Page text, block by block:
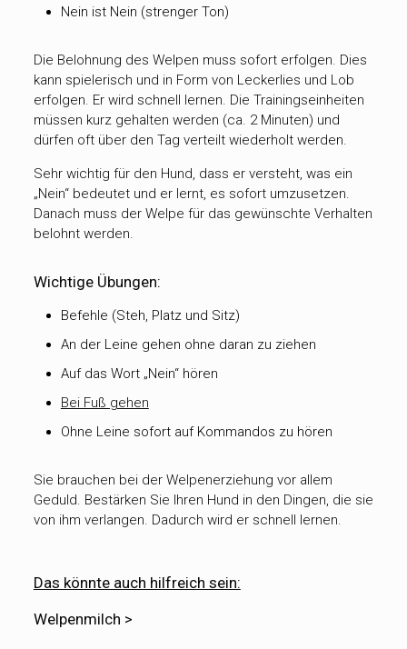
Nein ist Nein (strenger Ton)
Die Belohnung des Welpen muss sofort erfolgen. Dies
kann spielerisch und in Form von Leckerlies und Lob
erfolgen. Er wird schnell lernen. Die Trainingseinheiten
müssen kurz gehalten werden (ca. 2 Minuten) und
dürfen oft über den Tag verteilt wiederholt werden.
Sehr wichtig für den Hund, dass er versteht, was ein
„Nein“ bedeutet und er lernt, es sofort umzusetzen.
Danach muss der Welpe für das gewünschte Verhalten
belohnt werden.
Wichtige Übungen:
Befehle (Steh, Platz und Sitz)
An der Leine gehen ohne daran zu ziehen
Auf das Wort „Nein“ hören
Bei Fuß gehen
Ohne Leine sofort auf Kommandos zu hören
Sie brauchen bei der Welpenerziehung vor allem
Geduld. Bestärken Sie Ihren Hund in den Dingen, die sie
von ihm verlangen. Dadurch wird er schnell lernen.
Das könnte auch hilfreich sein:
Welpenmilch >